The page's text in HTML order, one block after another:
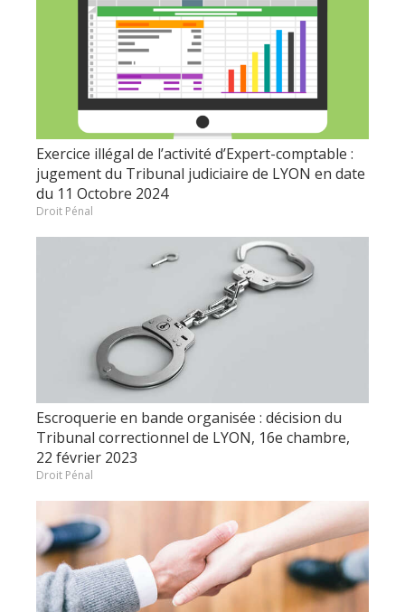
Exercice illégal de l’activité d’Expert-comptable :
jugement du Tribunal judiciaire de LYON en date
du 11 Octobre 2024
Droit Pénal
Escroquerie en bande organisée : décision du
Tribunal correctionnel de LYON, 16e chambre,
22 février 2023
Droit Pénal